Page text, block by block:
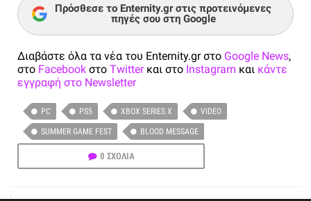
Πρόσθεσε το Enternity.gr στις προτεινόμενες
πηγές σου στη Google
Διαβάστε όλα τα νέα του Enternity.gr στο Google News,
στο Facebook στο Twitterκαι στο Instagram και κάντε
εγγραφή στο Newsletter
PC PS5 XBOX SERIES X VIDEO
SUMMER GAME FEST BLOOD MESSAGE
0 ΣΧΟΛΙΑ